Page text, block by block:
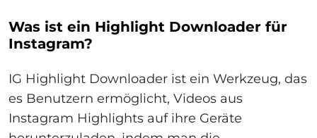
Was ist ein Highlight Downloader für
Instagram?
IG Highlight Downloader ist ein Werkzeug, das
es Benutzern ermöglicht, Videos aus
Instagram Highlights auf ihre Geräte